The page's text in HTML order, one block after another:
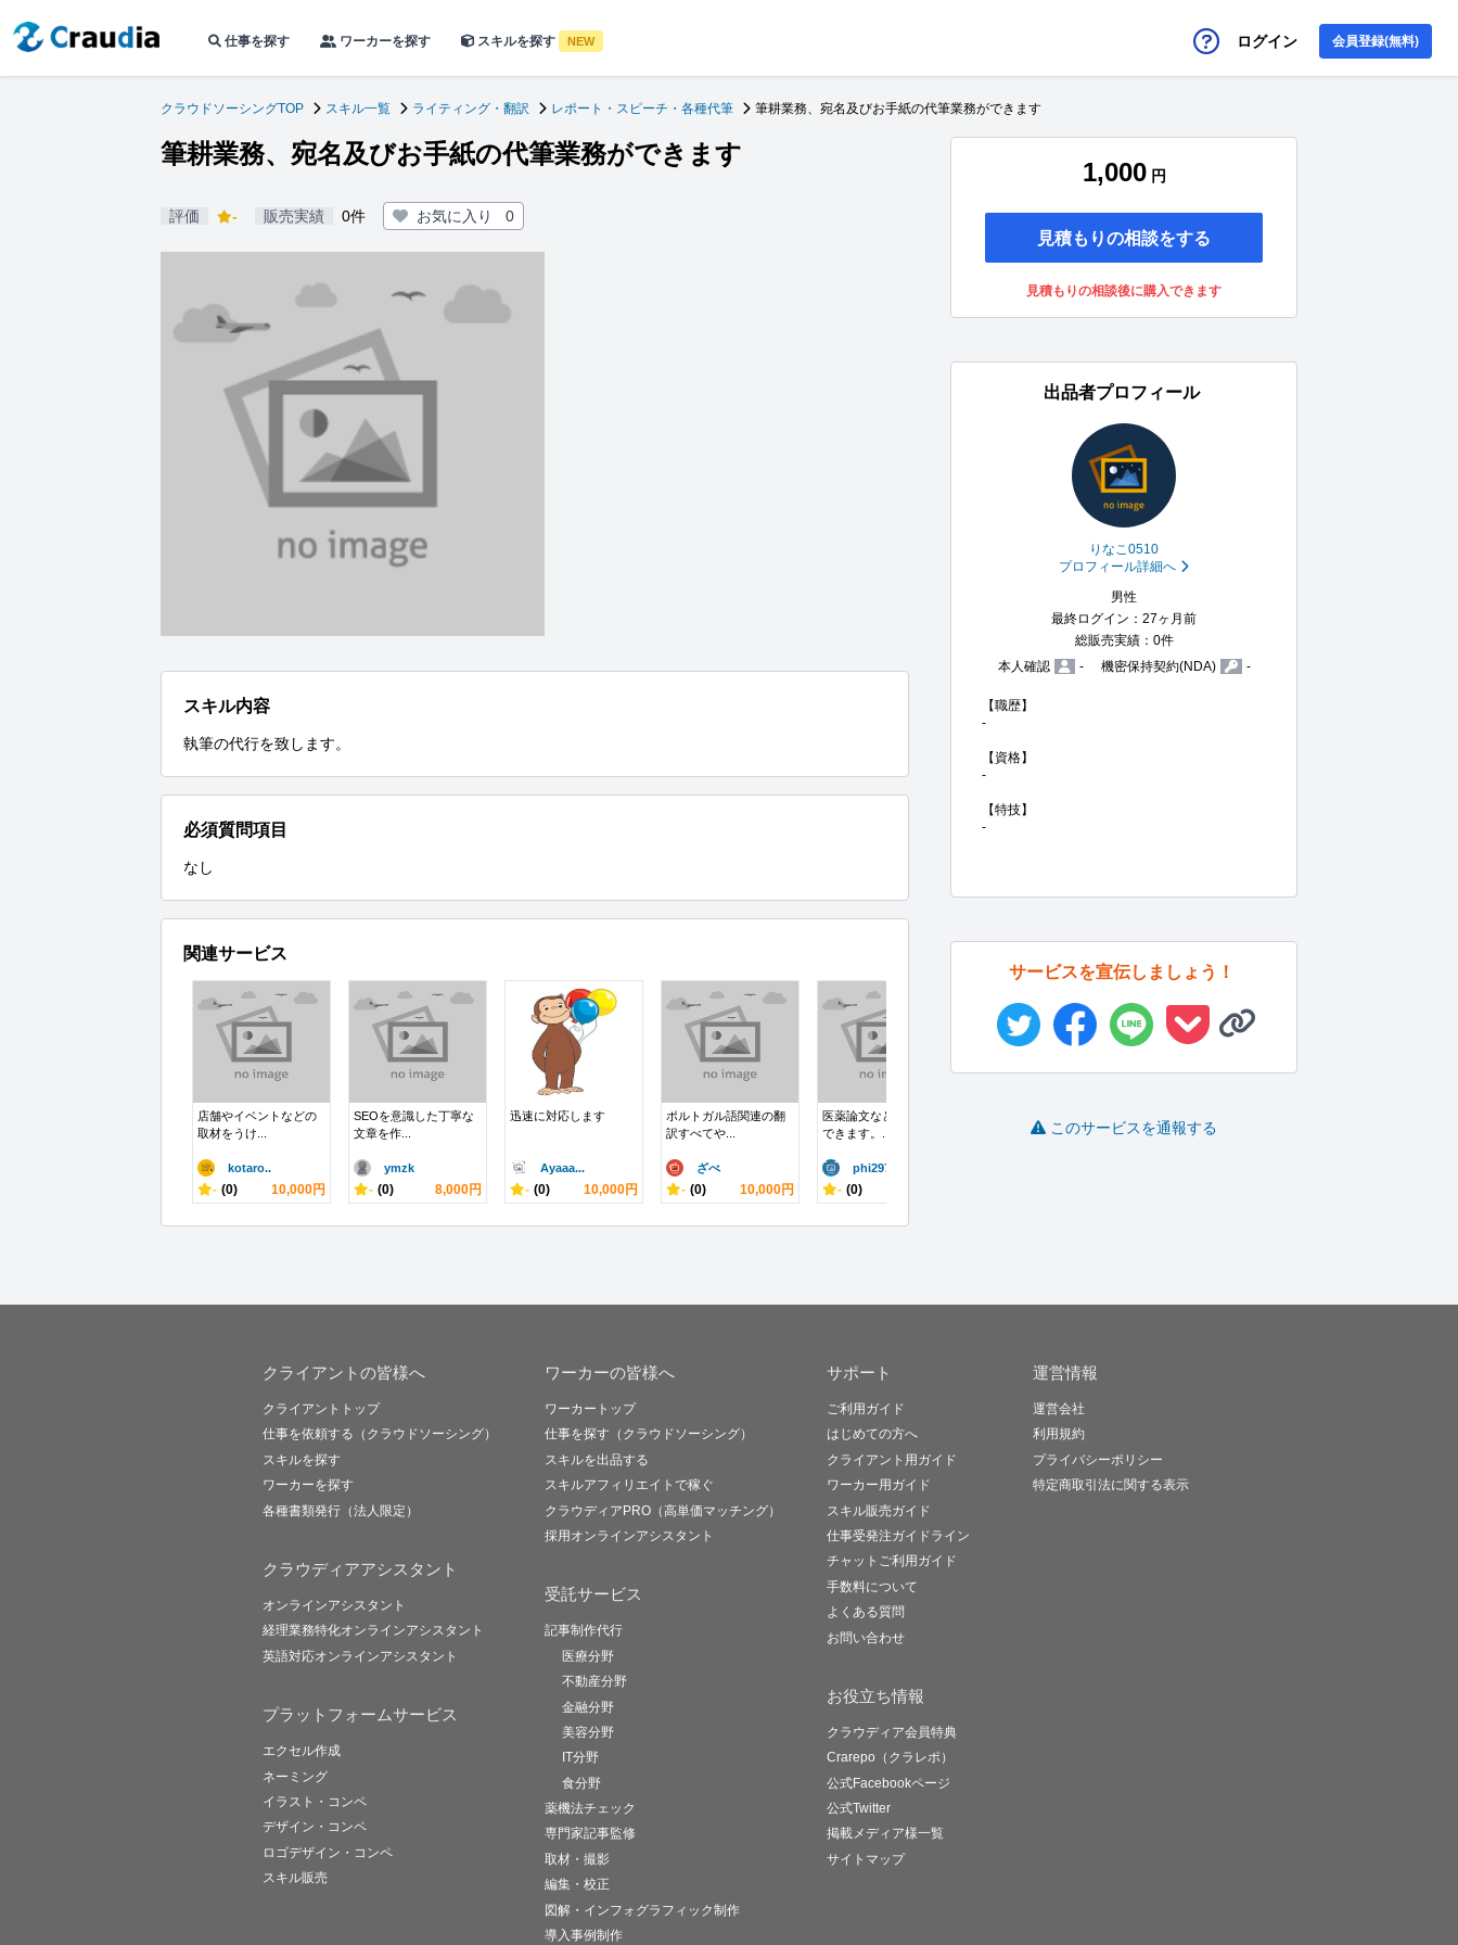
仕事を探す ワーカーを探す スキルを探す NEW ログイン 会員登録(無料)
クラウドソーシングTOP スキル一覧 ライティング・翻訳 レポート・スピーチ・各種代筆 筆耕業務、宛名及びお手紙の代筆業務ができます
筆耕業務、宛名及びお手紙の代筆業務ができます
評価 - 販売実績 0件 お気に入り 0
スキル内容
執筆の代行を致します。
必須質問項目
なし
関連サービス
店舗やイベントなどの
取材をうけ...
kotaro..
- (0) 10,000円
SEOを意識した丁寧な
文章を作...
ymzk
- (0) 8,000円
迅速に対応します
Ayaaa...
- (0) 10,000円
ポルトガル語関連の翻
訳すべてや...
ざべ
- (0) 10,000円
医薬論文などの翻訳が
できます。...
phi297
- (0)
執筆しま...
1,000 円
見積もりの相談をする
見積もりの相談後に購入できます
出品者プロフィール
りなこ0510
プロフィール詳細へ
男性
最終ログイン：27ヶ月前
総販売実績：0件
本人確認
- 機密保持契約(NDA) -
【職歴】
-
【資格】
-
【特技】
-
サービスを宣伝しましょう！
このサービスを通報する
クライアントの皆様へ
クライアントトップ
仕事を依頼する（クラウドソーシング）
スキルを探す
ワーカーを探す
各種書類発行（法人限定）
クラウディアアシスタント
オンラインアシスタント
経理業務特化オンラインアシスタント
英語対応オンラインアシスタント
プラットフォームサービス
エクセル作成
ネーミング
イラスト・コンペ
デザイン・コンペ
ロゴデザイン・コンペ
スキル販売
ワーカーの皆様へ
ワーカートップ
仕事を探す（クラウドソーシング）
スキルを出品する
スキルアフィリエイトで稼ぐ
クラウディアPRO（高単価マッチング）
採用オンラインアシスタント
受託サービス
記事制作代行
医療分野
不動産分野
金融分野
美容分野
IT分野
食分野
薬機法チェック
専門家記事監修
取材・撮影
編集・校正
図解・インフォグラフィック制作
導入事例制作
サポート
ご利用ガイド
はじめての方へ
クライアント用ガイド
ワーカー用ガイド
スキル販売ガイド
仕事受発注ガイドライン
チャットご利用ガイド
手数料について
よくある質問
お問い合わせ
お役立ち情報
クラウディア会員特典
Crarepo（クラレポ）
公式Facebookページ
公式Twitter
掲載メディア様一覧
サイトマップ
運営情報
運営会社
利用規約
プライバシーポリシー
特定商取引法に関する表示